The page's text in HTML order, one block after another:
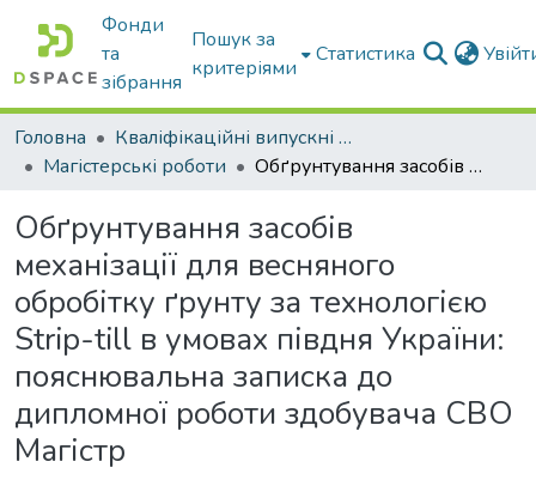
Фонди
та
зібрання
Пошук за
критеріями
Статистика
Головна
Кваліфікаційні випускні роботи бакалаврів і магістрів
Магістерські роботи
Обґрунтування засобів механізації для весняного обробітку ґрунту за технологією Strip-till в умовах півдня України: пояснювальна записка до дипломної роботи здобувача СВО Магістр
Обґрунтування засобів
механізації для весняного
обробітку ґрунту за технологією
Strip-till в умовах півдня України:
пояснювальна записка до
дипломної роботи здобувача СВО
Магістр